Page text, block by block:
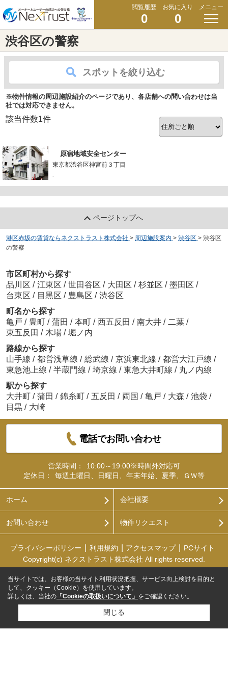
閲覧履歴
0
お気に入り
0
メニュー
渋谷区の警察
スポットを絞り込む
※物件情報の周辺施設紹介のページであり、各店舗への問い合わせは当
社では対応できません。
該当件数1件
原宿地域安全センター
東京都渋谷区神宮前３丁目
-
ページトップへ
港区赤坂の賃貸ならネクストラスト株式会社 > 周辺施設案内 > 渋谷区 > 渋谷区
の警察
市区町村から探す
品川区 / 江東区 / 世田谷区 / 大田区 / 杉並区 / 墨田区 /
台東区 / 目黒区 / 豊島区 / 渋谷区
町名から探す
亀戸 / 豊町 / 蒲田 / 本町 / 西五反田 / 南大井 / 二葉 /
東五反田 / 木場 / 堀ノ内
路線から探す
山手線 / 都営浅草線 / 総武線 / 京浜東北線 / 都営大江戸線 /
東急池上線 / 半蔵門線 / 埼京線 / 東急大井町線 / 丸ノ内線
駅から探す
大井町 / 蒲田 / 錦糸町 / 五反田 / 両国 / 亀戸 / 大森 / 池袋 /
目黒 / 大崎
電話でお問い合わせ
営業時間：
10:00～19:00※時間外対応可
定休日：
毎週土曜日、日曜日、年末年始、夏季、ＧＷ等
ホーム 会社概要
お問い合わせ 物件リクエスト
プライバシーポリシー 利用規約 アクセスマップ
PCサイト
Copyright(c) ネクストラスト株式会社 All rights reserved.
当サイトでは、お客様の当サイト利用状況把握、サービス向上検討を目的と
して、クッキー（Cookie）を使用しています。
詳しくは、当社の 「Cookieの取扱いについて」 をご確認ください。
閉じる